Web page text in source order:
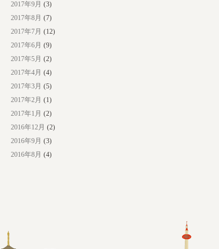
2017年9月 (3)
2017年8月 (7)
2017年7月 (12)
2017年6月 (9)
2017年5月 (2)
2017年4月 (4)
2017年3月 (5)
2017年2月 (1)
2017年1月 (2)
2016年12月 (2)
2016年9月 (3)
2016年8月 (4)